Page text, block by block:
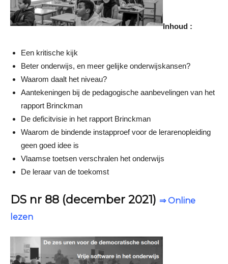
Inhoud :
Een kritische kĳk
Beter onderwĳs, en meer gelĳke onderwĳskansen?
Waarom daalt het niveau?
Aantekeningen bĳ de pedagogische aanbevelingen van het
rapport Brinckman
De deficitvisie in het rapport Brinckman
Waarom de bindende instapproef voor de lerarenopleiding
geen goed idee is
Vlaamse toetsen verschralen het onderwĳs
De leraar van de toekomst
DS nr 88 (december 2021) ⇒ Online
lezen